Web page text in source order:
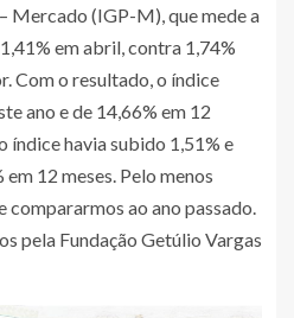
Mercado (IGP-M), que mede a
em abril, contra 1,74%
Com o resultado, o índice
ano e de 14,66% em 12
índice havia subido 1,51% e
12 meses. Pelo menos
compararmos ao ano passado.
pela Fundação Getúlio Vargas